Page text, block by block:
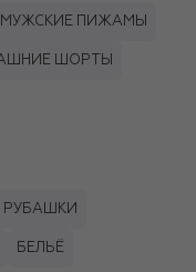
МУЖСКИЕ ПИЖАМЫ
ШОРТЫ
РУБАШКИ
БЕЛЬЁ